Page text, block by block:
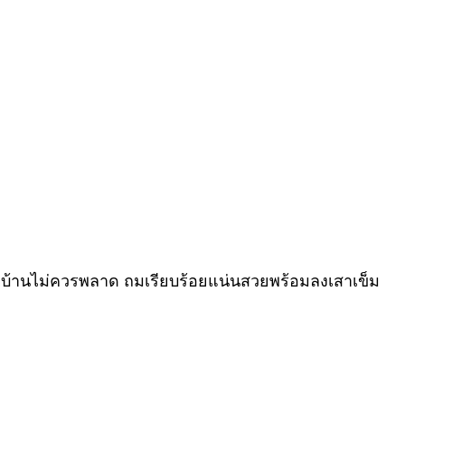
านไม่ควรพลาด ถมเรียบร้อยแน่นสวยพร้อมลงเสาเข็ม